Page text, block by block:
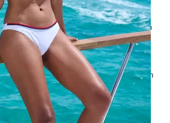
du dich wohlfühlen. Sie sollte daher
Materialienbestehen, die dich
dich bewegst.
Spitze verziert sein oder aus einem
bestehen. Du solltest aber darauf
Elasthan-Anteil haben, damit das
anschmiegt. Auch die Träger sollten